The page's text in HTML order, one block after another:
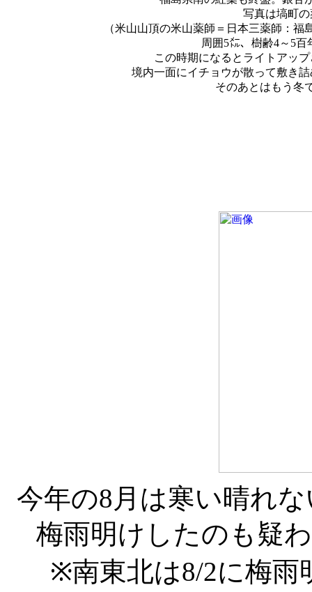
写真は塙町
（米山山頂の米山薬師＝日本三薬師：
周囲5㍍、樹齢4～5
この時期になるとライトアッ
境内一面にイチョウが散って敷き
そのあとはもう冬
今年の8月は寒い晴れ
梅雨明けしたのも疑
※南東北は8/2に梅雨